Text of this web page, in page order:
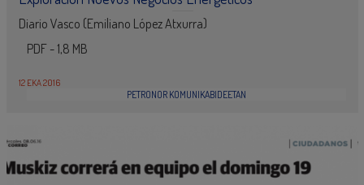
Diario Vasco (Emiliano López Atxurra)
PDF - 1,8 MB
12 EKA 2016
PETRONOR KOMUNIKABIDEETAN